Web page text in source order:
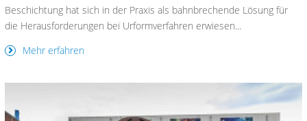
Beschichtung hat sich in der Praxis als bahnbrechende Lösung für
die Herausforderungen bei Urformverfahren erwiesen...
Mehr erfahren